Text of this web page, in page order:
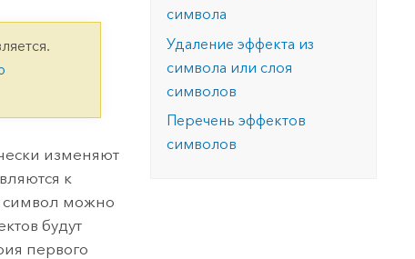
Изучить ArcGIS Pro
инфраструктурой
данных, а также для получения
сложные задачи.
позволили провести критически важные
изменяют
к
символ можно
будут
первого
символа
Удаление эффекта из
символа или слоя
символов
Перечень эффектов
символов